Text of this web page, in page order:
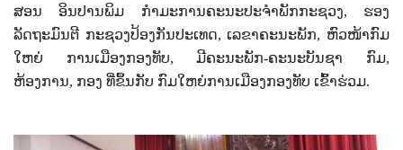
ສອນ ອິນປານພິມ ກໍາມະການຄະນະປະຈໍາພັກກະຊວງ, ຮອງ
ລັດຖະມົນຕີ ກະຊວງປ້ອງກັນປະເທດ, ເລຂາຄະນະພັກ, ຫົວໜ້າກົມ
ໃຫຍ່ ການເມືອງກອງທັບ,ມີຄະນະພັກ-ຄະນະບັນຊາ ກົມ,
ຫ້ອງການ, ກອງ ທີ່ຂຶ້ນກັບ ກົມໃຫຍ່ການເມືອງກອງທັບ ເຂົ້າຮ່ວມ.